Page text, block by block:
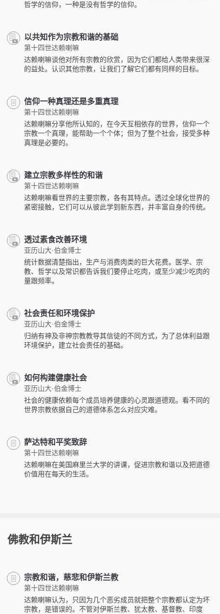
哲学的信仰，一种是没有哲学的信仰。
以共知作为宗教和谐的基础
第十四世达赖喇嘛
达赖喇嘛谈他对所有宗教的欣赏，因为它们都给人类带来很深
的益处。认识其他宗教，让我们了解它们都有同样的目标。
信仰一种真理还是多重真理
第十四世达赖喇嘛
达赖喇嘛分享他所认知的，在今天互相依存的世界，信仰一个
宗教一个真理，能帮助一个个体；但为了整个社会，接受多种
真理是必要的。
建立宗教多样性的和谐
第十四世达赖喇嘛
达赖喇嘛看世界的主要宗教，各有其特点。透过全球化世界的
紧密接触，它们可以从彼此学到新东西，并丰富自身的传统。
透过素食改善环境
亚历山大·伯金博士
统计数据清楚指出，生产与消费肉类的巨大花费。医学、宗
教、哲学以及常识都告诉我们要停止吃肉，或至少减少吃肉的
量跟频率。
社会责任和环境保护
亚历山大·伯金博士
归纳有神及非神宗教教导其信徒的不同方式，为了总体利益跟
环境保护，建立社会责任的基础。
如何构建健康社会
亚历山大·伯金博士
社会的健康依赖每个成员培养健康的心灵跟道德观。看不同的
世界宗教依据自己的道德体系怎么对应灾难。
萨达特和平奖致辞
第十四世达赖喇嘛
达赖喇嘛在美国麻里兰大学的讲课，促进宗教和谐以及把道德
价值用在每天的生活。
佛教和伊斯兰
宗教和谐，慈悲和伊斯兰教
第十四世达赖喇嘛
达赖喇嘛认为，只因为几个恶劣成员就把整个宗教都认定为坏
宗教，是错误的。不管对伊斯兰教、犹太教、基督教、印度